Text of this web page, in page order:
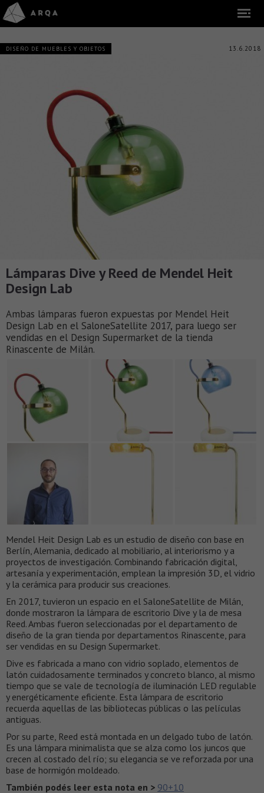
DISEÑO DE MUEBLES Y OBJETOS 13.6.2018
Lámparas Dive y Reed de Mendel Heit
Design Lab
Ambas lámparas fueron expuestas por Mendel Heit
Design Lab en el SaloneSatellite 2017, para luego ser
vendidas en el Design Supermarket de la tienda
Rinascente de Milán.
Mendel Heit Design Lab es un estudio de diseño con base en
Berlín, Alemania, dedicado al mobiliario, al interiorismo y a
proyectos de investigación. Combinando fabricación digital,
artesanía y experimentación, emplean la impresión 3D, el vidrio
y la cerámica para producir sus creaciones.
En 2017, tuvieron un espacio en el SaloneSatellite de Milán,
donde mostraron la lámpara de escritorio Dive y la de mesa
Reed. Ambas fueron seleccionadas por el departamento de
diseño de la gran tienda por departamentos Rinascente, para
ser vendidas en su Design Supermarket.
Dive es fabricada a mano con vidrio soplado, elementos de
latón cuidadosamente terminados y concreto blanco, al mismo
tiempo que se vale de tecnología de iluminación LED regulable
y energéticamente eficiente. Esta lámpara de escritorio
recuerda aquellas de las bibliotecas públicas o las películas
antiguas.
Por su parte, Reed está montada en un delgado tubo de latón.
Es una lámpara minimalista que se alza como los juncos que
crecen al costado del río; su elegancia se ve reforzada por una
base de hormigón moldeado.
También podés leer esta nota en > 90+10